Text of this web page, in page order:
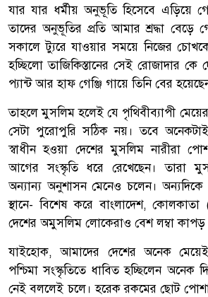
যার যার ধর্মীয় অনুভূতি হিসেবে এড়িয়ে
তাদের অনুভূতির প্রতি আমার শ্রদ্ধা বেড়ে
সকালে ট্যুরে যাওয়ার সময়ে নিজের
হচ্ছিলো তাজিকিস্তানের সেই রোজাদার কে
প্যান্ট আর হাফ গেঞ্জি গায়ে তিনি বের
তাহলে মুসলিম হলেই যে পৃথিবীব্যাপী
সেটা পুরোপুরি সঠিক নয়। তবে
স্বাধীন হওয়া দেশের মুসলিম নারীরা
আগের সংস্কৃতি ধরে রেখেছেন। তারা
অন্যান্য অনুশাসন মেনেও চলেন।
স্থানে- বিশেষ করে বাংলাদেশ,
দেশের অমুসলিম লোকেরাও বেশ লম্বা কাপড়
যাইহোক, আমাদের দেশের অনেক মেয়েই
পশ্চিমা সংস্কৃতিতে ধাবিত হচ্ছিলেন
নেই বললেই চলে। হরেক রকমের ছোট